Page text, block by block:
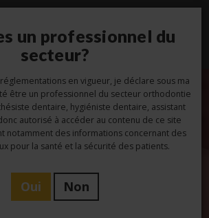
un professionnel du
secteur?
en vigueur, je déclare sous ma
être un professionnel du secteur orthodontie
dentaire, hygiéniste dentaire, assistant
autorisé à accéder au contenu de ce site
notamment des informations concernant des
pour la santé et la sécurité des patients.
Oui Non